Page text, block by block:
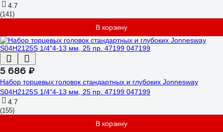
4.7
(141)
В корзину
5 686 ₽
Набор торцевых головок стандартных и глубоких Jonnesway
S04H2125S 1/4"4-13 мм, 25 пр. 47199 047199
4.7
(155)
В корзину